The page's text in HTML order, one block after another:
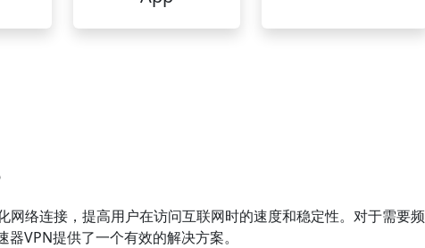
网络连接，提高用户在访问互联网时的速度和稳定性。对于需要频
VPN提供了一个有效的解决方案。